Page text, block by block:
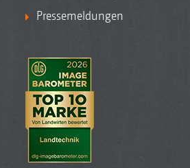
Pressemeldungen